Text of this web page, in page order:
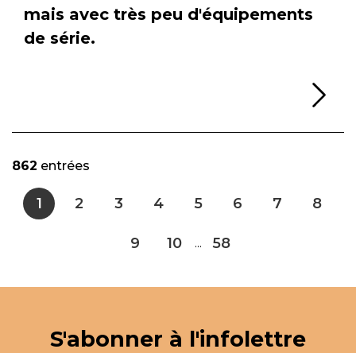
mais avec très peu d'équipements
de série.
862 entrées
1 2 3 4 5 6 7 8
9 10 ... 58
S'abonner à l'infolettre